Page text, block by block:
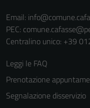
Email:
PEC:
Centralino unico: +39
Leggi le FAQ
Prenotazione
Segnalazione disservizio